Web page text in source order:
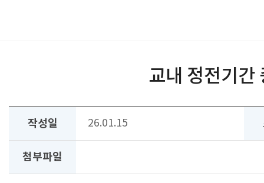
교내 정전기간
작성일 26.01.15
첨부파일